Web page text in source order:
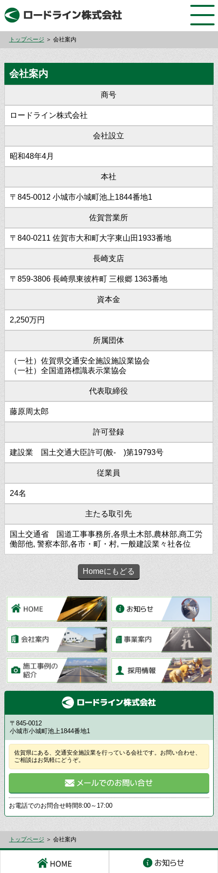
トップページ ＞ 会社案内
会社案内
商号
ロードライン株式会社
会社設立
昭和48年4月
本社
〒845-0012 小城市小城町池上1844番地1
佐賀営業所
〒840-0211 佐賀市大和町大字東山田1933番地
長崎支店
〒859-3806 長崎県東彼杵町 三根郷 1363番地
資本金
2,250万円
所属団体
（一社）佐賀県交通安全施設施設業協会
（一社）全国道路標識表示業協会
代表取締役
藤原周太郎
許可登録
建設業 国土交通大臣許可(般- )第19793号
従業員
24名
主たる取引先
国土交通省 国道工事事務所,各県土木部,農林部,商工労
働部他, 警察本部,各市・町・村, 一般建設業々社各位
Homeにもどる
〒845-0012
小城市小城町池上1844番地1
佐賀県にある、交通安全施設業を行っている会社です。お問い合わせ、
ご相談はお気軽にどうぞ。
お電話でのお問合せ時間8:00～17:00
トップページ ＞ 会社案内